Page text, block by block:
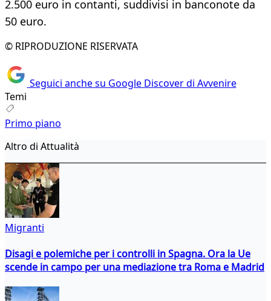
2.500 euro in contanti, suddivisi in banconote da
50 euro.
© RIPRODUZIONE RISERVATA
Seguici anche su Google Discover di Avvenire
Temi
Primo piano
Altro di Attualità
Migranti
Disagi e polemiche per i controlli in Spagna. Ora la Ue
scende in campo per una mediazione tra Roma e Madrid